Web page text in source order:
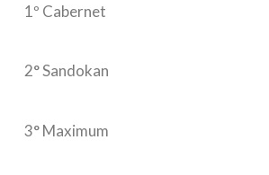
1º Cabernet
2° Sandokan
3° Maximum